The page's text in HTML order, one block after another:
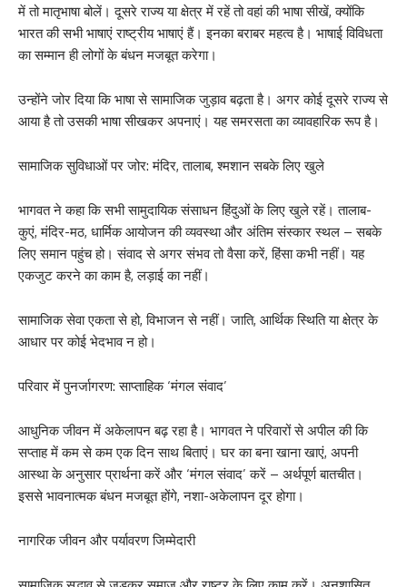
में तो मातृभाषा बोलें। दूसरे राज्य या क्षेत्र में रहें तो वहां की भाषा सीखें, क्योंकि
भारत की सभी भाषाएं राष्ट्रीय भाषाएं हैं। इनका बराबर महत्व है। भाषाई विविधता
का सम्मान ही लोगों के बंधन मजबूत करेगा।
उन्होंने जोर दिया कि भाषा से सामाजिक जुड़ाव बढ़ता है। अगर कोई दूसरे राज्य से
आया है तो उसकी भाषा सीखकर अपनाएं। यह समरसता का व्यावहारिक रूप है।
सामाजिक सुविधाओं पर जोर: मंदिर, तालाब, श्मशान सबके लिए खुले
भागवत ने कहा कि सभी सामुदायिक संसाधन हिंदुओं के लिए खुले रहें। तालाब-
कुएं, मंदिर-मठ, धार्मिक आयोजन की व्यवस्था और अंतिम संस्कार स्थल – सबके
लिए समान पहुंच हो। संवाद से अगर संभव तो वैसा करें, हिंसा कभी नहीं। यह
एकजुट करने का काम है, लड़ाई का नहीं।
सामाजिक सेवा एकता से हो, विभाजन से नहीं। जाति, आर्थिक स्थिति या क्षेत्र के
आधार पर कोई भेदभाव न हो।
परिवार में पुनर्जागरण: साप्ताहिक ‘मंगल संवाद’
आधुनिक जीवन में अकेलापन बढ़ रहा है। भागवत ने परिवारों से अपील की कि
सप्ताह में कम से कम एक दिन साथ बिताएं। घर का बना खाना खाएं, अपनी
आस्था के अनुसार प्रार्थना करें और ‘मंगल संवाद’ करें – अर्थपूर्ण बातचीत।
इससे भावनात्मक बंधन मजबूत होंगे, नशा-अकेलापन दूर होगा।
नागरिक जीवन और पर्यावरण जिम्मेदारी